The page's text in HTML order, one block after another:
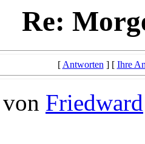
Re:
[Antworten] [ Ihre
Friedward